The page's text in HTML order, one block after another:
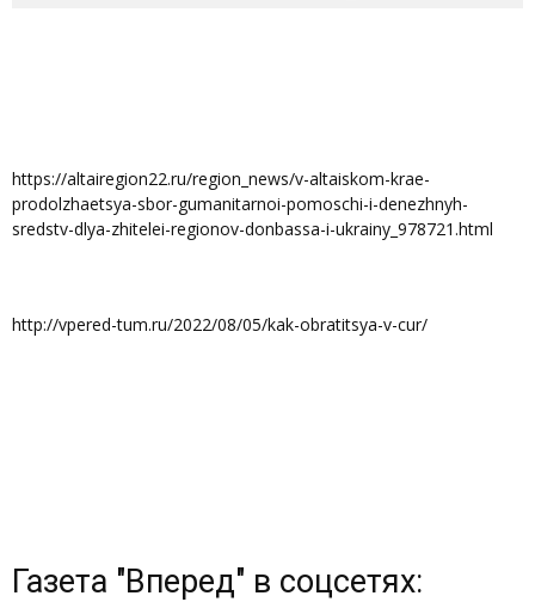
https://altairegion22.ru/region_news/v-altaiskom-krae-
prodolzhaetsya-sbor-gumanitarnoi-pomoschi-i-denezhnyh-
sredstv-dlya-zhitelei-regionov-donbassa-i-ukrainy_978721.html
http://vpered-tum.ru/2022/08/05/kak-obratitsya-v-cur/
Газета "Вперед" в соцсетях: